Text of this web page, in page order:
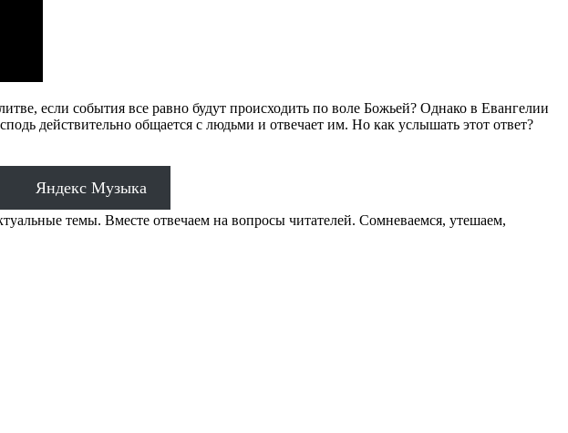
если события все равно будут происходить по воле Божьей? Однако в Евангелии
действительно общается с людьми и отвечает им. Но как услышать этот ответ?
Яндекс Музыка
темы. Вместе отвечаем на вопросы читателей. Сомневаемся, утешаем,